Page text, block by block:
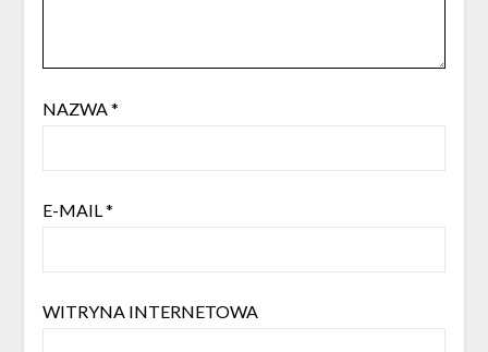
NAZWA*
E-MAIL*
WITRYNA INTERNETOWA